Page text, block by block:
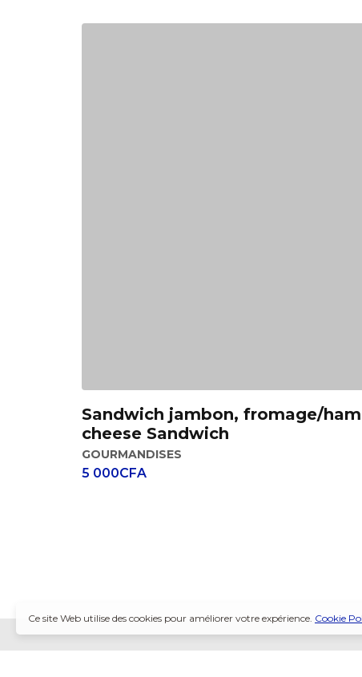
Add to cart
Sandwich jambon, fromage/ham
cheese Sandwich
GOURMANDISES
5 000CFA
Ce site Web utilise des cookies pour améliorer votre expérience. Cookie